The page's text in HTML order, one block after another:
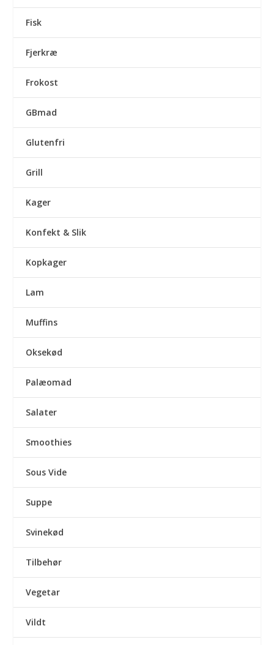
Fisk
Fjerkræ
Frokost
GBmad
Glutenfri
Grill
Kager
Konfekt & Slik
Kopkager
Lam
Muffins
Oksekød
Palæomad
Salater
Smoothies
Sous Vide
Suppe
Svinekød
Tilbehør
Vegetar
Vildt